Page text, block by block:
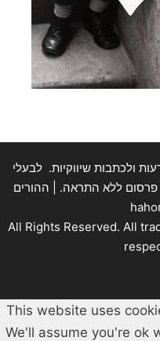
ולכתבות שיווקיות. לבעלי
פרסום ללא התראה. | ההורים
.All Rights Reserved. All
This website uses
We'll assume you're ok